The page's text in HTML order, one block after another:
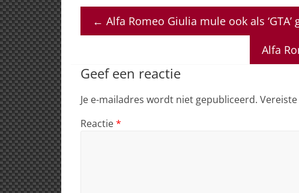
at
s
p
c
e
o
o
k
k
e
n
re
a
ai
l
← Alfa Romeo Giulia mule ook als ‘GTA’
Alfa
Geef een reactie
Je e-mailadres wordt niet gepubliceerd.
Reactie*